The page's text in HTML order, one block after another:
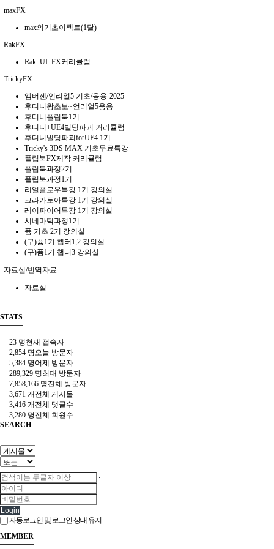
maxFX
max의기초이펙트(1달)
RakFX
Rak_UI_FX커리큘럼
TrickyFX
엠버젠/언리얼5 기초/응용-2025
후디니왕초보~언리얼5응용
후디니플립북1기
후디니+UE4빌딩파괴 커리큘럼
후디니빌딩파괴forUE4 1기
Tricky's 3DS MAX 기초무료특강
플립북FX제작 커리큘럼
플립북과정2기
플립북과정1기
리얼플로우특강 1기 강의실
크라카토아특강 1기 강의실
레이파이어특강 1기 강의실
시네마틱과정1기
퓸 기초 2기 강의실
(구)퓸1기 챕터1,2 강의실
(구)퓸1기 챕터3 강의실
자료실/번역자료
자료실
STATS
23 명현재 접속자
2,854 명오늘 방문자
5,384 명어제 방문자
289,329 명최대 방문자
7,858,166 명전체 방문자
3,671 개 전체 게시물
3,416 개 전체 댓글수
3,280 명전체 회원수
SEARCH
Login
자동로그인 및 로그인 상태 유지
MEMBER